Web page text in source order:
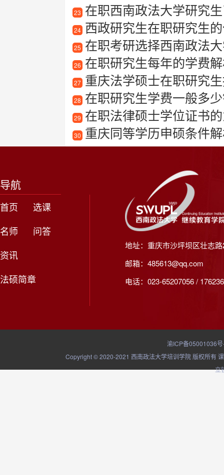
23 在职西南政法大学研究
24 西政研究生在职研究生
25 在职考研选择西南政法
26 在职研究生每年的学费
27 重庆法学硕士在职研究
28 在职研究生学费一般多
29 在职法律硕士学位证书
30 重庆同等学历申硕条件
导航
首页
选课
名师
问答
资讯
法硕简章
地址：重庆市沙坪坝区壮志
邮箱：485613@qq.com
电话：023-65207056 /
渝ICP备05001036
Copyright © 2020-2021 西南政法大学培训学院 版权所有
立